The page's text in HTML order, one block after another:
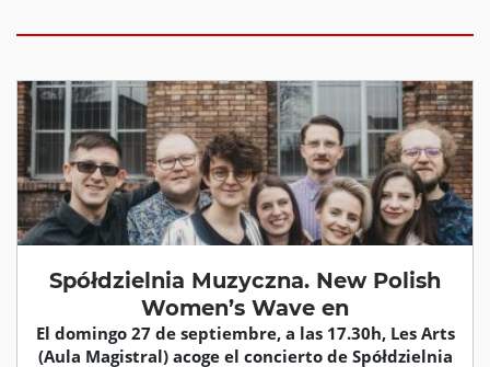
Spółdzielnia Muzyczna. New Polish
Women’s Wave en
El domingo 27 de septiembre, a las 17.30h, Les Arts
(Aula Magistral) acoge el concierto de Spółdzielnia